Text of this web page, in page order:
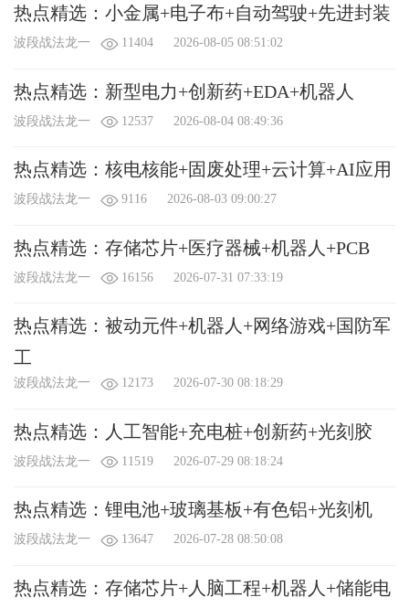
热点精选：小金属+电子布+自动驾驶+先进封装
波段战法龙一 11404 2026-08-05 08:51:02
热点精选：新型电力+创新药+EDA+机器人
波段战法龙一 12537 2026-08-04 08:49:36
热点精选：核电核能+固废处理+云计算+AI应用
波段战法龙一 9116 2026-08-03 09:00:27
热点精选：存储芯片+医疗器械+机器人+PCB
波段战法龙一 16156 2026-07-31 07:33:19
热点精选：被动元件+机器人+网络游戏+国防军
工
波段战法龙一 12173 2026-07-30 08:18:29
热点精选：人工智能+充电桩+创新药+光刻胶
波段战法龙一 11519 2026-07-29 08:18:24
热点精选：锂电池+玻璃基板+有色铝+光刻机
波段战法龙一 13647 2026-07-28 08:50:08
热点精选：存储芯片+人脑工程+机器人+储能电